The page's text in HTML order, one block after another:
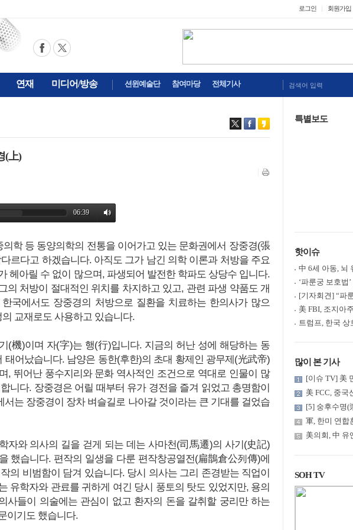
로그인 회원가입
연재 미디어/방송 션윈예술단 참여마당 전체기사 검색어 입력
(上)
의학 등 동양의학의 전통을 이어가고 있는 문화권에서 장중경(張
르다고 하겠습니다. 아직도 그가 남긴 의학 이론과 처방을 주요
헤아릴 수 없이 많으며, 파생되어 발전한 학파도 상당수 입니다.
의 처방이 절대적인 위치를 차지하고 있고, 관련 파생 약품도 개
국에서도 장중경의 처방으로 질환을 치료하는 한의사가 많으
교재로도 사용하고 있습니다.
(機)이며 자(字)는 행(行)입니다. 지금의 허난 성에 해당하는 동
태어났습니다. 남양은 동한(후한)의 초대 황제인 광무제(光武帝)
, 뛰어난 풍수지리와 문화 역사적인 조건으로 역대로 인물이 많
니다. 장중경은 어릴 때부터 유가 경전을 즐겨 읽었고 총명함이
서는 장중경이 장차 벼슬길로 나아갈 것이라는 큰 기대를 걸었습
자와 의사의 길을 걷게 되는 데는 사마천(司馬遷)의 사기(史記)
했습니다. 편작의 일생을 다룬 편작창공열전(扁鵲倉公列傳)에
의 비범함이 담겨 있습니다. 당시 의사는 그리 존경받는 직업이
유학자와 관료를 귀하게 여긴 당시 풍토의 탓도 있었지만, 용의
사들이 의술에는 관심이 없고 환자의 돈을 갈취할 궁리만 하는
이기도 했습니다.
특별보도
핫이슈
많이 본 기사
SOH TV